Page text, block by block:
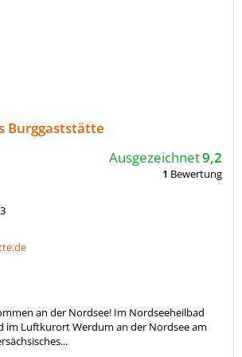
Burggaststätte
Ausgezeichnet9,2
1 Bewertung
an der Nordsee! Im Nordseeheilbad
im Luftkurort Werdum an der Nordsee am